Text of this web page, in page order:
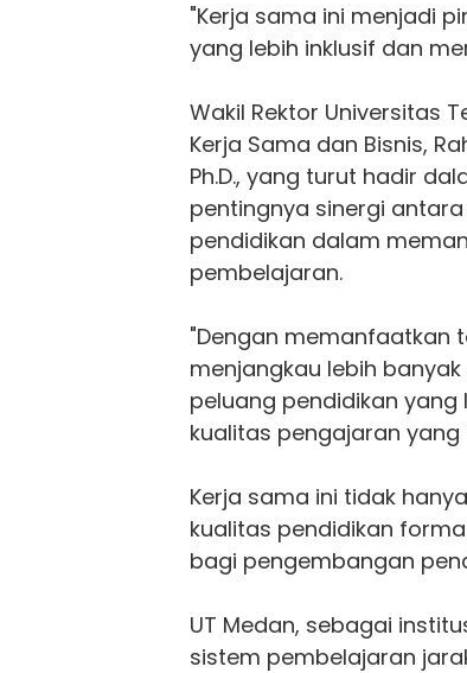
"Kerja sama ini menjadi
yang lebih inklusif dan
Wakil Rektor Universitas
Kerja Sama dan Bisnis,
Ph.D., yang turut hadir
pentingnya sinergi
pendidikan dalam
pembelajaran.
"Dengan memanfaatkan
menjangkau lebih
peluang pendidikan
kualitas pengajaran
Kerja sama ini tidak
kualitas pendidikan
bagi pengembangan
UT Medan, sebagai
sistem pembelajaran